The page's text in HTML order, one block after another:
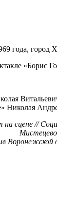
года,
«Борис
Николая
сцене //